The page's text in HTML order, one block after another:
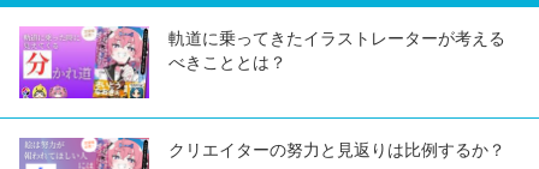
軌道に乗ってきたイラストレーターが考える
べきこととは？
クリエイターの努力と見返りは比例するか？